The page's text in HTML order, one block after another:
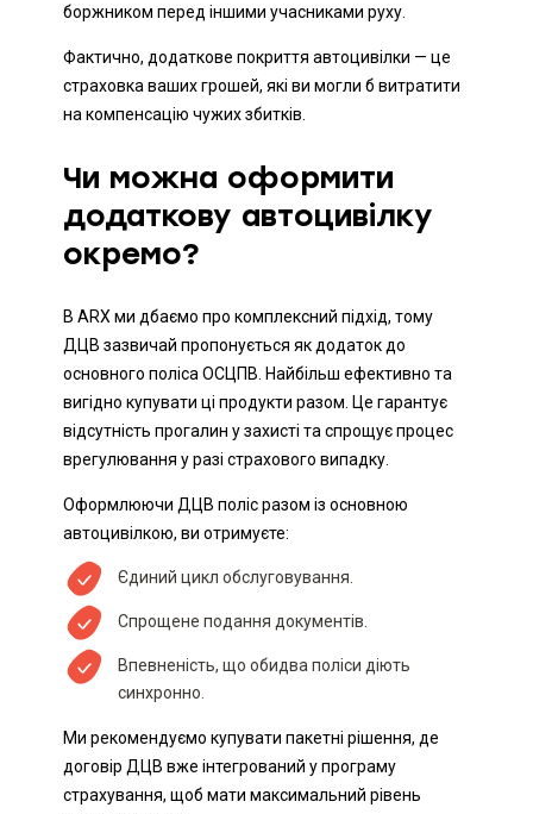
боржником перед іншими учасниками руху.
Фактично, додаткове покриття автоцивілки — це
страховка ваших грошей, які ви могли б витратити
на компенсацію чужих збитків.
Чи можна оформити
додаткову автоцивілку
окремо?
В ARX ми дбаємо про комплексний підхід, тому
ДЦВ зазвичай пропонується як додаток до
основного поліса ОСЦПВ. Найбільш ефективно та
вигідно купувати ці продукти разом. Це гарантує
відсутність прогалин у захисті та спрощує процес
врегулювання у разі страхового випадку.
Оформлюючи ДЦВ поліс разом із основною
автоцивілкою, ви отримуєте:
Єдиний цикл обслуговування.
Спрощене подання документів.
Впевненість, що обидва поліси діють
синхронно.
Ми рекомендуємо купувати пакетні рішення, де
договір ДЦВ вже інтегрований у програму
страхування, щоб мати максимальний рівень